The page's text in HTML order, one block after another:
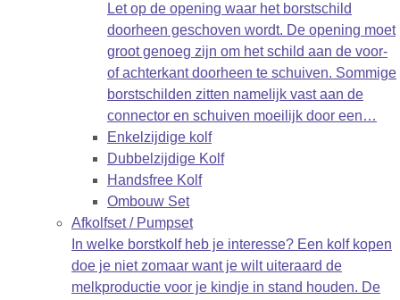
Let op de opening waar het borstschild
doorheen geschoven wordt. De opening moet
groot genoeg zijn om het schild aan de voor-
of achterkant doorheen te schuiven. Sommige
borstschilden zitten namelijk vast aan de
connector en schuiven moeilijk door een…
Enkelzijdige kolf
Dubbelzijdige Kolf
Handsfree Kolf
Ombouw Set
Afkolfset / Pumpset
In welke borstkolf heb je interesse? Een kolf kopen
doe je niet zomaar want je wilt uiteraard de
melkproductie voor je kindje in stand houden. De